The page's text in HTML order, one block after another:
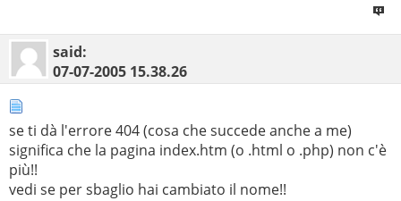
said:
07-07-2005 15.38.26
se ti dà l'errore 404 (cosa che succede anche a me)
significa che la pagina index.htm (o .html o .php) non c'è
più!!
vedi se per sbaglio hai cambiato il nome!!